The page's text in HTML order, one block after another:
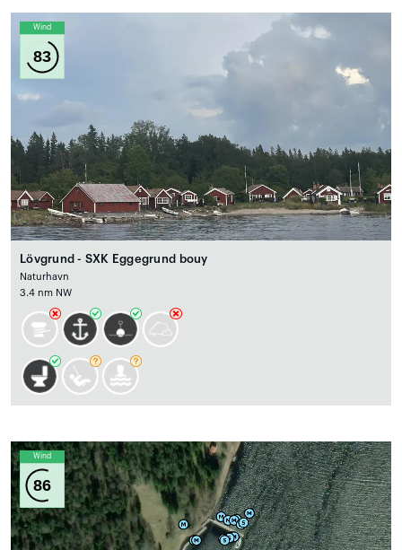
Wind
83
Lövgrund - SXK Eggegrund bouy
Naturhavn
3.4 nm NW
Wind
86